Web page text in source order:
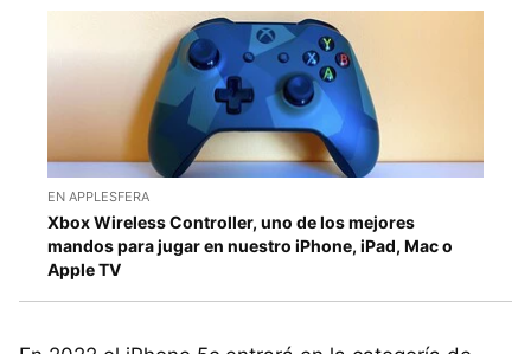
EN APPLESFERA
Xbox Wireless Controller, uno de los mejores
mandos para jugar en nuestro iPhone, iPad, Mac o
Apple TV